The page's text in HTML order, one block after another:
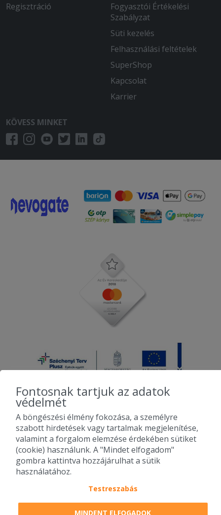
Regisztráció
Fogyasztói Értékelési
Szabályzat
Süti kezelés
Felhasználási feltételek
SuperShop
Kapcsolat
Karrier
KÖVESS MINKET
2010-2026 Copyright - Falatozz.hu - Diston-line Kft.
Pizza, gyros, hamburger, menük kedvező áron, egy helyen az összes
étterem ajánlata.
Fontosnak tartjuk az adatok
védelmét
A böngészési élmény fokozása, a személyre
szabott hirdetések vagy tartalmak megjelenítése,
valamint a forgalom elemzése érdekében sütiket
(cookie) használunk. A "Mindet elfogadom"
gombra kattintva hozzájárulhat a sütik
használatához.
Testreszabás
MINDENT ELFOGADOK